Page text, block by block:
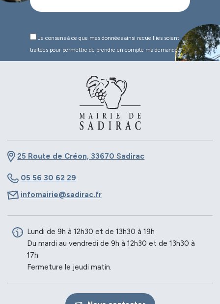
Je consens à ce que mes données ainsi recueillies soient
traitées pour permettre de prendre en compte ma demande.*
25 Route de Créon, 33670 Sadirac
05 56 30 62 29
infomairie@sadirac.fr
Lundi de 9h à 12h30 et de 13h30 à 19h
Du mardi au vendredi de 9h à 12h30 et de 13h30 à
17h
Fermeture le jeudi matin.